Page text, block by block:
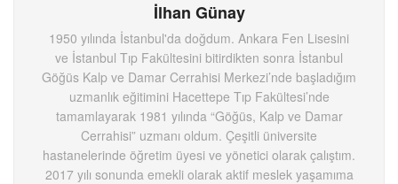
İlhan Günay
1950 yılında İstanbul'da doğdum. Ankara Fen Lisesini
ve İstanbul Tıp Fakültesini bitirdikten sonra İstanbul
Göğüs Kalp ve Damar Cerrahisi Merkezi’nde başladığım
uzmanlık eğitimini Hacettepe Tıp Fakültesi’nde
tamamlayarak 1981 yılında “Göğüs, Kalp ve Damar
Cerrahisi” uzmanı oldum. Çeşitli üniversite
hastanelerinde öğretim üyesi ve yönetici olarak çalıştım.
2017 yılı sonunda emekli olarak aktif meslek yaşamıma